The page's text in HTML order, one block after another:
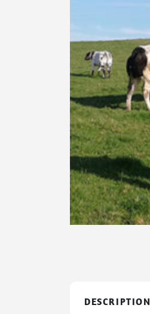
DESCRIPTION